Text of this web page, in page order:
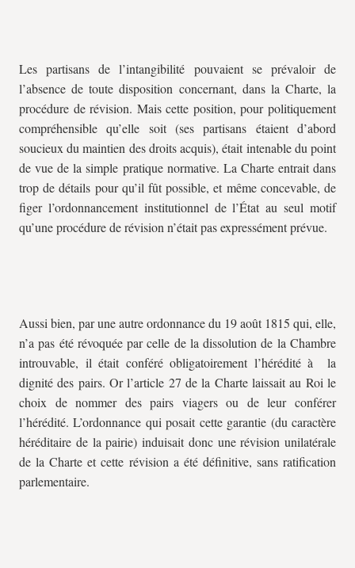
Les partisans de l’intangibilité pouvaient se prévaloir de
l’absence de toute disposition concernant, dans la Charte, la
procédure de révision. Mais cette position, pour politiquement
compréhensible qu’elle soit (ses partisans étaient d’abord
soucieux du maintien des droits acquis), était intenable du point
de vue de la simple pratique normative. La Charte entrait dans
trop de détails pour qu’il fût possible, et même concevable, de
figer l’ordonnancement institutionnel de l’État au seul motif
qu’une procédure de révision n’était pas expressément prévue.
Aussi bien, par une autre ordonnance du 19 août 1815 qui, elle,
n’a pas été révoquée par celle de la dissolution de la Chambre
introuvable, il était conféré obligatoirement l’hérédité à la
dignité des pairs. Or l’article 27 de la Charte laissait au Roi le
choix de nommer des pairs viagers ou de leur conférer
l’hérédité. L’ordonnance qui posait cette garantie (du caractère
héréditaire de la pairie) induisait donc une révision unilatérale
de la Charte et cette révision a été définitive, sans ratification
parlementaire.